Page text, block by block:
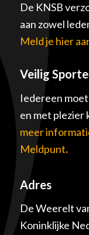
De KNSB
aan zowel
Meld je hier
Veilig
Iedereen
en met plezier
meer
Meldpunt.
Adres
De Weerelt
Koninklijke